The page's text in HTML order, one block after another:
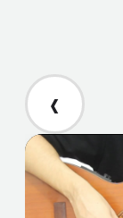
‹